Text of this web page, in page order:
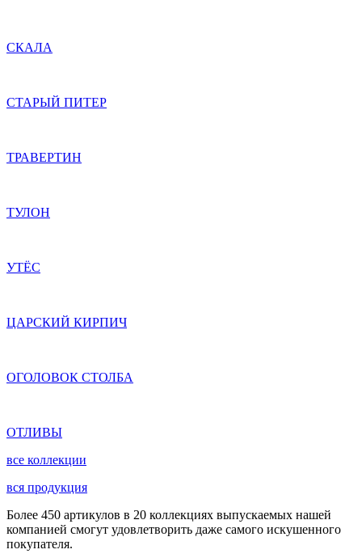
СКАЛА
СТАРЫЙ ПИТЕР
ТРАВЕРТИН
ТУЛОН
УТЁС
ЦАРСКИЙ КИРПИЧ
ОГОЛОВОК СТОЛБА
ОТЛИВЫ
все коллекции
вся продукция
Более 450 артикулов в 20 коллекциях выпускаемых нашей
компанией смогут удовлетворить даже самого искушенного
покупателя.